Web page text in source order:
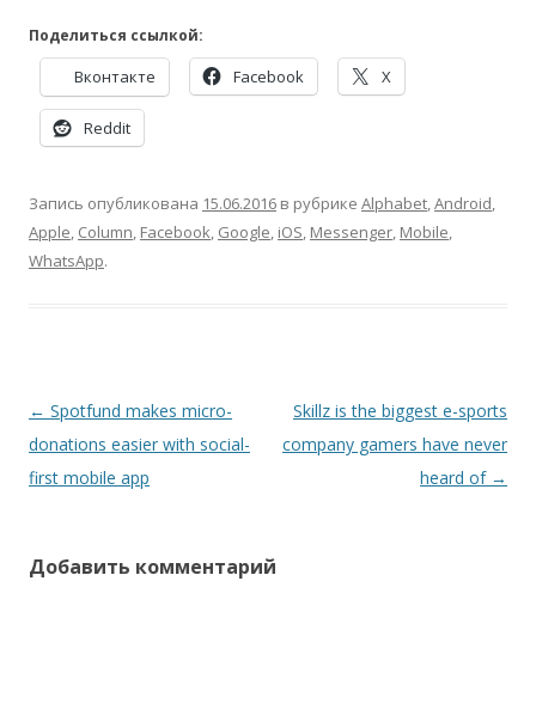
Поделиться ссылкой:
Вконтакте Facebook X
Reddit
Запись опубликована 15.06.2016 в рубрике Alphabet,Android,
Apple, Column, Facebook, Google, iOS, Messenger, Mobile,
WhatsApp.
Навигация
по
записям
← Spotfund makes micro-
donations easier with social-
first mobile app
Skillz is the biggest e-sports
company gamers have never
heard of →
Добавить комментарий